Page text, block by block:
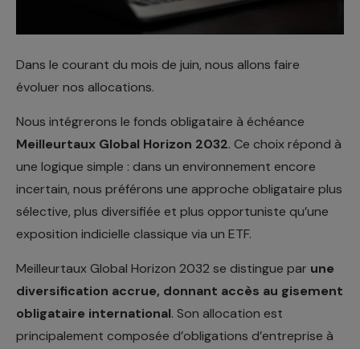
Dans le courant du mois de juin, nous allons faire
évoluer nos allocations.
Nous intégrerons le fonds obligataire à échéance
Meilleurtaux Global Horizon 2032. Ce choix répond à
une logique simple : dans un environnement encore
incertain, nous préférons une approche obligataire plus
sélective, plus diversifiée et plus opportuniste qu’une
exposition indicielle classique via un ETF.
Meilleurtaux Global Horizon 2032 se distingue par une
diversification accrue, donnant accès au gisement
obligataire international. Son allocation est
principalement composée d’obligations d’entreprise à